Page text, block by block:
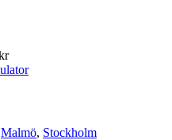
Malmö, Stockholm